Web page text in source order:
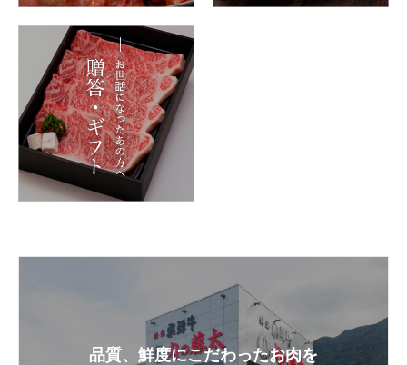
品質、鮮度にこだわったお肉を